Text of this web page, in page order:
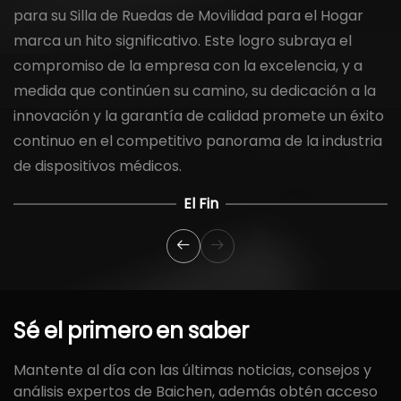
para su Silla de Ruedas de Movilidad para el Hogar
marca un hito significativo. Este logro subraya el
compromiso de la empresa con la excelencia, y a
medida que continúen su camino, su dedicación a la
innovación y la garantía de calidad promete un éxito
continuo en el competitivo panorama de la industria
de dispositivos médicos.
El Fin
Séel primeroen saber
Mantente al día con las últimas noticias, consejos y
análisis expertos de Baichen, además obtén acceso